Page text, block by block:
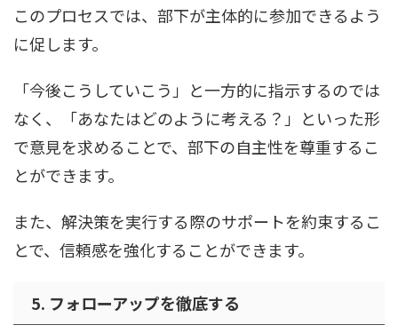
このプロセスでは、部下が主体的に参加できるよう
に促します。
「今後こうしていこう」と一方的に指示するのでは
なく、「あなたはどのように考える？」といった形
で意見を求めることで、部下の自主性を尊重するこ
とができます。
また、解決策を実行する際のサポートを約束するこ
とで、信頼感を強化することができます。
5. フォローアップを徹底する